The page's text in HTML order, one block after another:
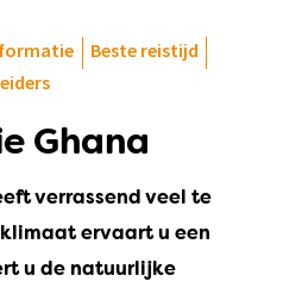
Beste reistijd
Ghana
verrassend veel te
ervaart u een
u de natuurlijke